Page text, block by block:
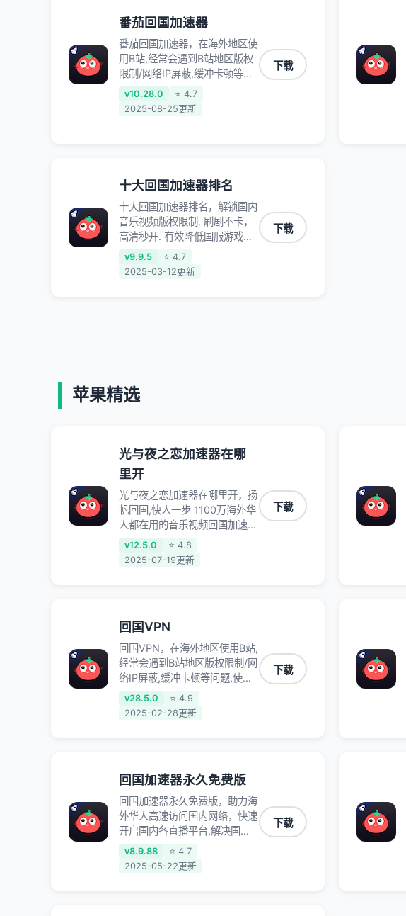
各种服务,回国加速器致力于帮
助海外华人和留学生、港澳台地
区用户提供最好的回国游戏和音
乐视频加速服务，可以在海外或
港澳台地区流畅加速国服游戏和
音视频服务，提供专业稳定的全
球回国线路和游戏加速专线。能
制，带你穿梭加速回国。目前已
有上百万用户，用户整体好评
95%以上，一对一在线客服支
持，保障你的使用体验。
番茄回国加速器
番茄回国加速器，在海外地区使
用B站,经常会遇到B站地区版权
限制/网络IP屏蔽,缓冲卡顿等问
题,使用我们的哔哩哔哩专用回
国VPN,可加速解决各类网络问
v10.28.0
⭐ 4.7
2025-08-25更新
下载
十大回国加速器排名
十大回国加速器排名，解锁国内
音乐视频版权限制. 刷剧不卡，
高清秒开. 有效降低国服游戏延
迟. 提升国内主流应用访问速度
; 独创加速黑科技 · 海量边缘. 动
v9.9.5
⭐ 4.7
2025-03-12更新
下载
苹果精选
光与夜之恋加速器在哪
里开
光与夜之恋加速器在哪里开，扬
帆回国,快人一步 1100万海外华
人都在用的音乐视频回国加速器
Android iOS Windows Mac
TV VIP 支持多种加速场景 了解
v12.5.0
⭐ 4.8
2025-07-19更新
下载
回国VPN
回国VPN，在海外地区使用B站,
经常会遇到B站地区版权限制/网
络IP屏蔽,缓冲卡顿等问题,使用
我们的哔哩哔哩专用回国VPN,
可加速解决各类网络问题,一键
v28.5.0
⭐ 4.9
2025-02-28更新
下载
回国加速器永久免费版
回国加速器永久免费版，助力海
外华人高速访问国内网络，快速
开启国内各直播平台,解决国内
视频、音乐卡顿问题；更能加速
海量国服游戏，超低延迟稳定不
v8.9.88
⭐ 4.7
2025-05-22更新
下载